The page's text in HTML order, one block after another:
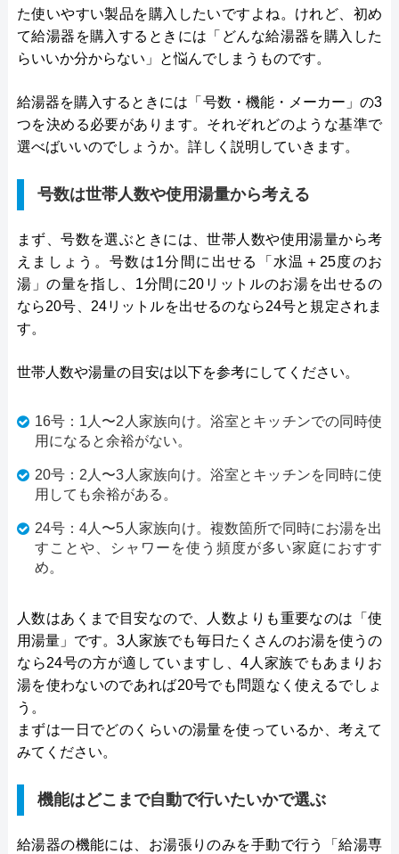
た使いやすい製品を購入したいですよね。けれど、初め
て給湯器を購入するときには「どんな給湯器を購入した
らいいか分からない」と悩んでしまうものです。
給湯器を購入するときには「号数・機能・メーカー」の3
つを決める必要があります。それぞれどのような基準で
選べばいいのでしょうか。詳しく説明していきます。
号数は世帯人数や使用湯量から考える
まず、号数を選ぶときには、世帯人数や使用湯量から考
えましょう。号数は1分間に出せる「水温＋25度のお
湯」の量を指し、1分間に20リットルのお湯を出せるの
なら20号、24リットルを出せるのなら24号と規定されま
す。
世帯人数や湯量の目安は以下を参考にしてください。
16号：1人〜2人家族向け。浴室とキッチンでの同時使
用になると余裕がない。
20号：2人〜3人家族向け。浴室とキッチンを同時に使
用しても余裕がある。
24号：4人〜5人家族向け。複数箇所で同時にお湯を出
すことや、シャワーを使う頻度が多い家庭におすす
め。
人数はあくまで目安なので、人数よりも重要なのは「使
用湯量」です。3人家族でも毎日たくさんのお湯を使うの
なら24号の方が適していますし、4人家族でもあまりお
湯を使わないのであれば20号でも問題なく使えるでしょ
う。
まずは一日でどのくらいの湯量を使っているか、考えて
みてください。
機能はどこまで自動で行いたいかで選ぶ
給湯器の機能には、お湯張りのみを手動で行う「給湯専